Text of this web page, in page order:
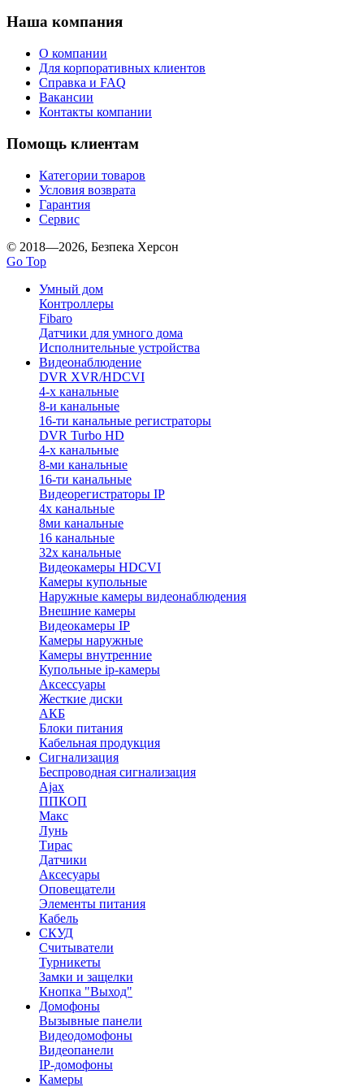
Наша компания
О компании
Для корпоративных клиентов
Справка и FAQ
Вакансии
Контакты компании
Помощь клиентам
Категории товаров
Условия возврата
Гарантия
Сервис
© 2018—2026, Безпека Херсон
Go Top
Умный дом
Контроллеры
Fibaro
Датчики для умного дома
Исполнительные устройства
Видеонаблюдение
DVR XVR/HDCVI
4-x канальные
8-и канальные
16-ти канальные регистраторы
DVR Turbo HD
4-х канальные
8-ми канальные
16-ти канальные
Видеорегистраторы IP
4х канальные
8ми канальные
16 канальные
32x канальные
Видеокамеры HDCVI
Камеры купольные
Наружные камеры видеонаблюдения
Внешние камеры
Видеокамеры IP
Камеры наружные
Камеры внутренние
Купольные ip-камеры
Аксессуары
Жесткие диски
АКБ
Блоки питания
Кабельная продукция
Сигнализация
Беспроводная сигнализация
Ajax
ППКОП
Макс
Лунь
Тирас
Датчики
Аксесуары
Оповещатели
Элементы питания
Кабель
СКУД
Считыватели
Турникеты
Замки и защелки
Кнопка "Выход"
Домофоны
Вызывные панели
Видеодомофоны
Видеопанели
IP-домофоны
Камеры